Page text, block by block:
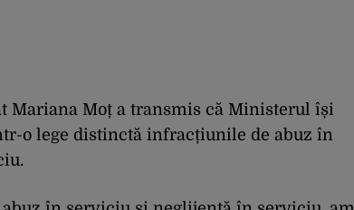
Mariana Moț a transmis că Ministerul își
o lege distinctă infracțiunile de abuz în